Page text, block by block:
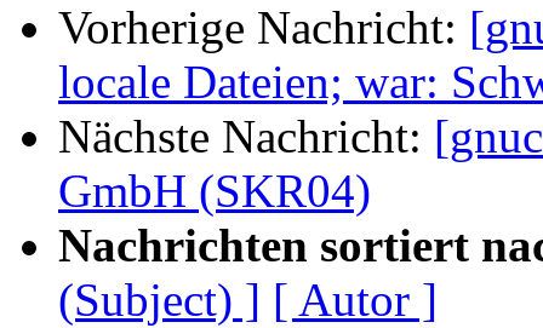
Vorherige Nachricht:
locale Dateien; war:
Nächste Nachricht:
GmbH (SKR04)
Nachrichten sortiert
(Subject) ] [ Autor ]